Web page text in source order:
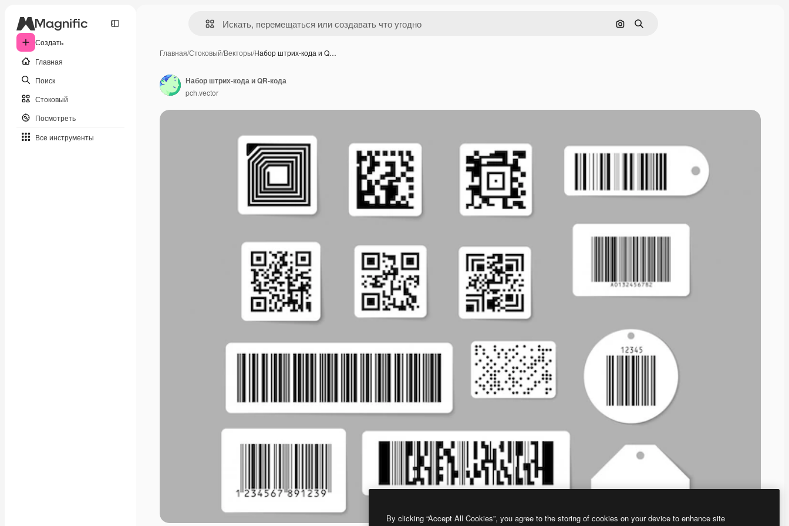
Создать
Главная
Поиск
Стоковый
Посмотреть
Все инструменты
Поиск по изображению
Поиск
Главная/Стоковый/Векторы/Набор штрих-кода и Q…
Набор штрих-кода и QR-кода
pch.vector
By clicking “Accept All Cookies”, you agree to the storing of cookies on your device to enhance site